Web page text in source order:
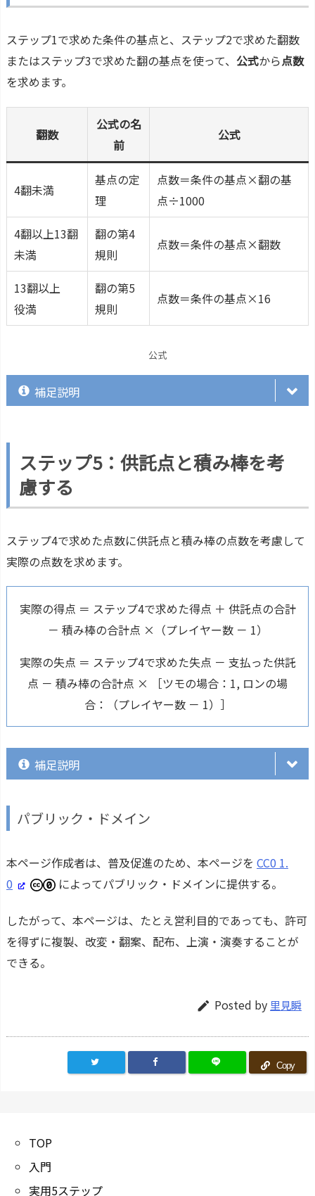
ステップ1で求めた条件の基点と、ステップ2で求めた翻数
またはステップ3で求めた翻の基点を使って、 公式から点数
を求めます。
翻数
公式の名
前
公式
4翻未満
基点の定
理
点数＝条件の基点×翻の基
点÷1000
4翻以上13翻
未満
翻の第4
規則
点数＝条件の基点×翻数
13翻以上
役満
翻の第5
規則
点数＝条件の基点×16
公式
補足説明
子がツモであがったときの子の支払い 1.5
500
三人麻雀で子のあがり
四人麻雀で子のツモあがり
1.5 1750
ステップ5：供託点と積み棒を考
慮する
ステップ4で求めた点数に供託点と積み棒の点数を考慮して
実際の点数を求めます。
実際の得点 ＝ ステップ4で求めた得点 ＋ 供託点の合計
－ 積み棒の合計点 ×（プレイヤー数 － 1）
実際の失点 ＝ ステップ4で求めた失点 － 支払った供託
点 － 積み棒の合計点 × ［ツモの場合：1, ロンの場
合：（プレイヤー数 － 1）］
補足説明
パブリック・ドメイン
本ページ作成者は、普及促進のため、本ページを CC0 1.
0
によってパブリック・ドメインに提供する。
したがって、本ページは、たとえ営利目的であっても、許可
を得ずに複製、改変・翻案、配布、上演・演奏することが
できる。
 Posted by 里見瞬
Copy
TOP
入門
実用5ステップ